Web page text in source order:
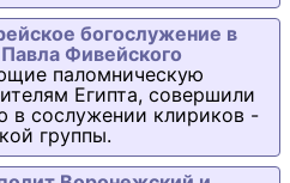
богослужение в
Фивейского
паломническую
Египта, совершили
в сослужении клириков -
группы.